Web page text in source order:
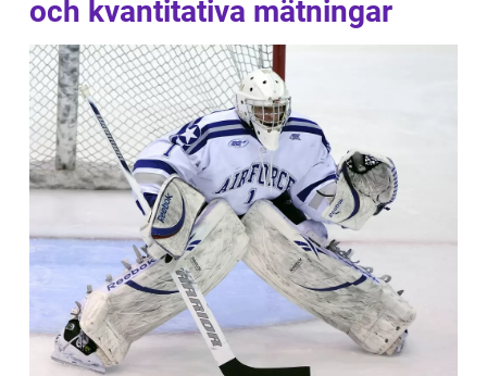
och kvantitativa mätningar